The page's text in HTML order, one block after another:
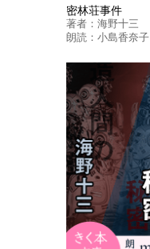
密林荘事件
著者： 海野十三
朗読： 小島香奈子